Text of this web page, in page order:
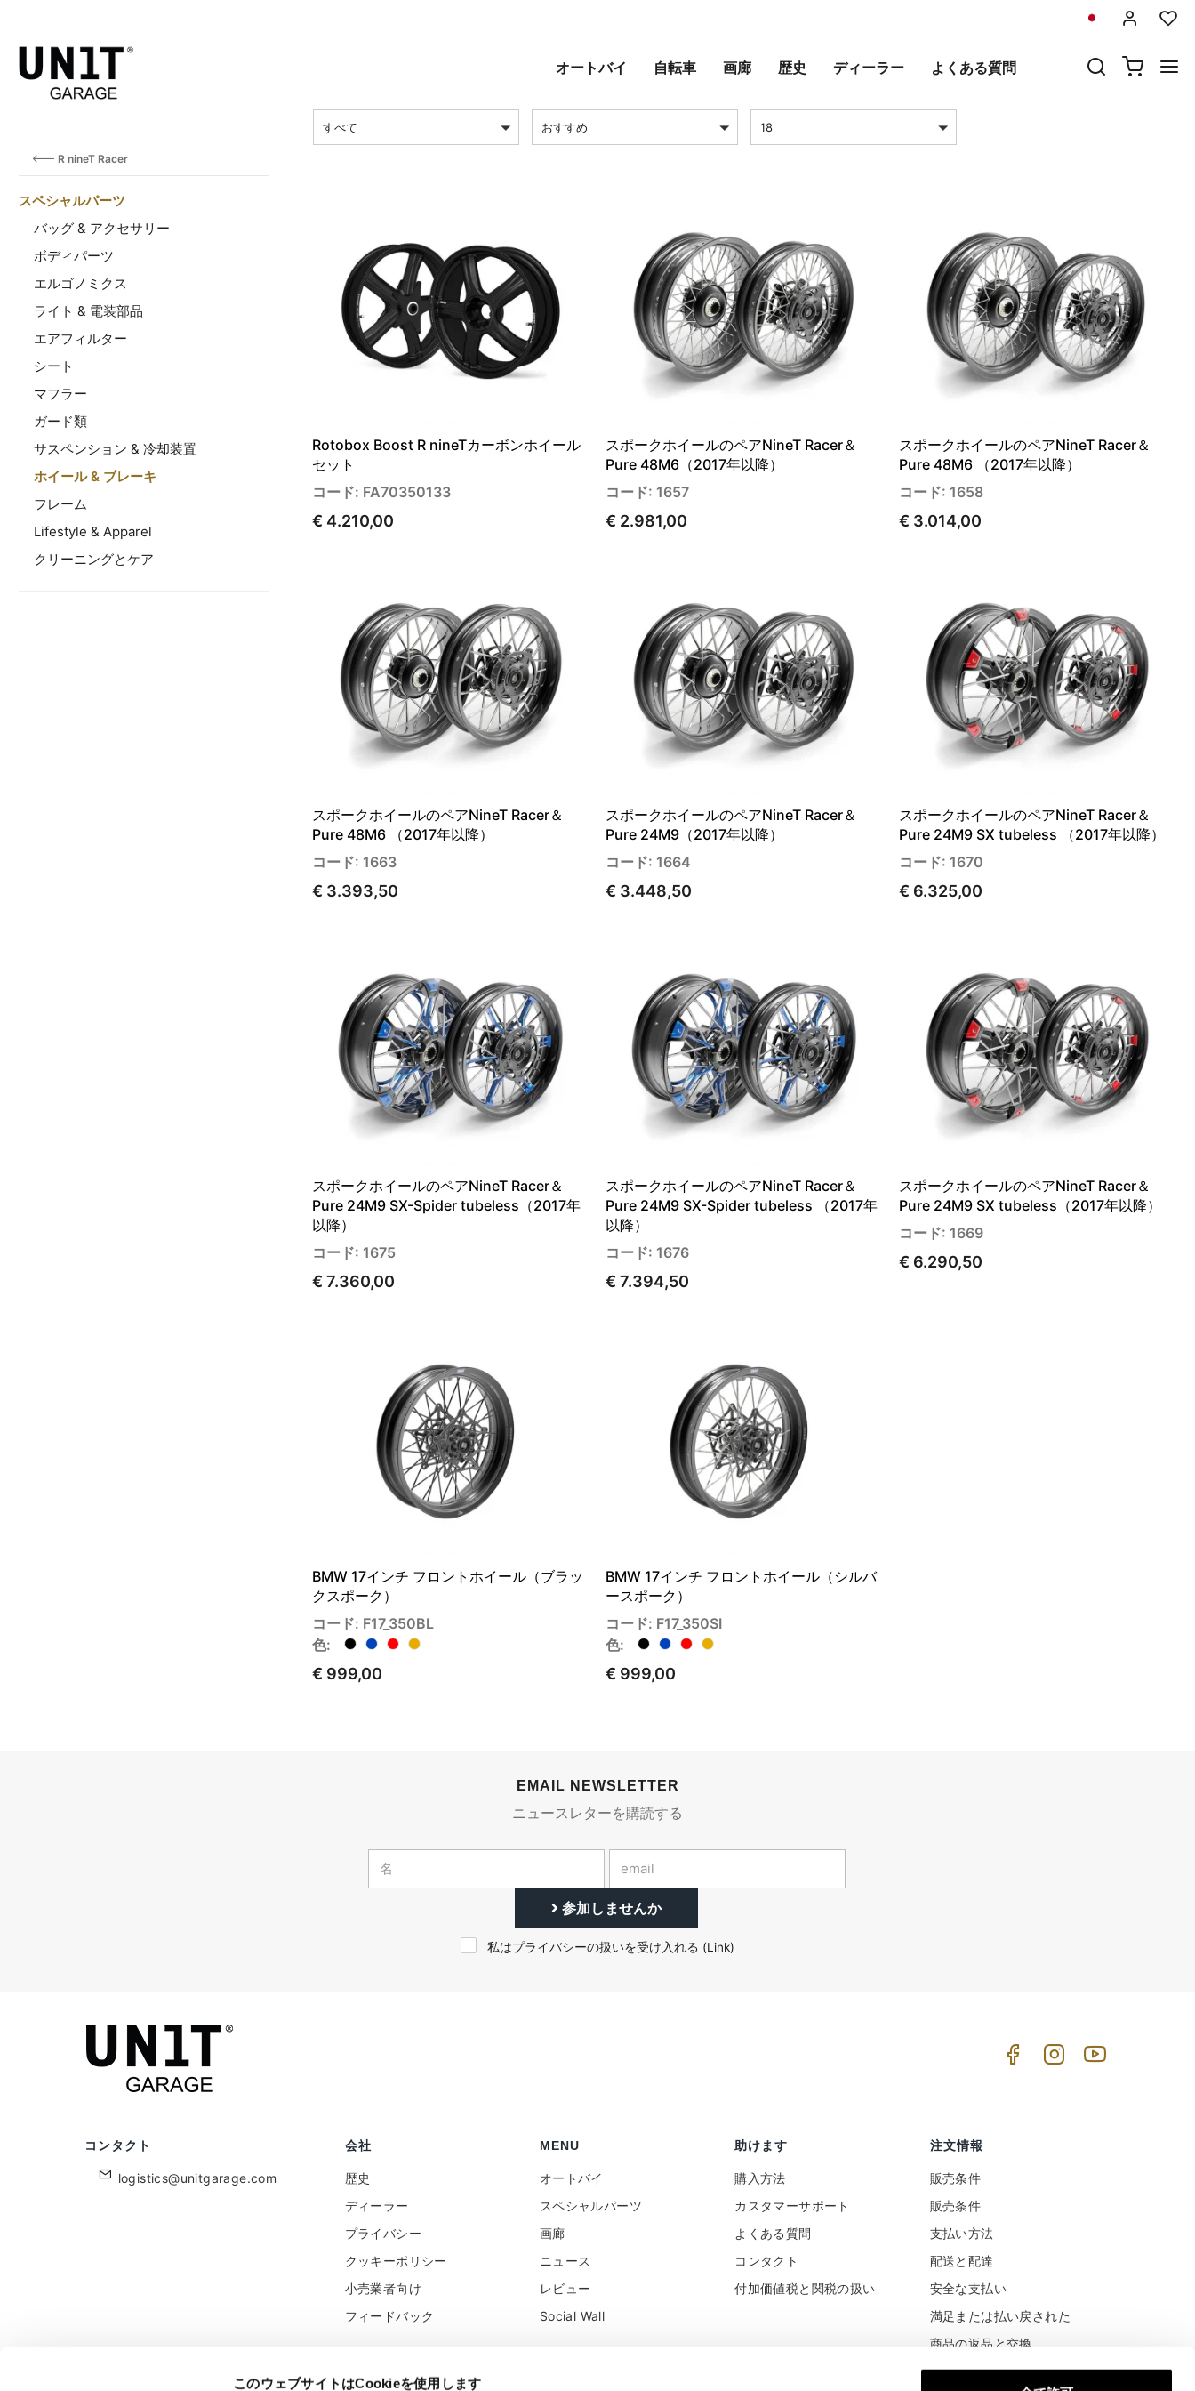
このウェブサイトはCookieを使用します
オートバイ 自転車 画廊 歴史 ディーラー よくある質問
R nineT Racer
スペシャルパーツ
バッグ & アクセサリー
ボディパーツ
エルゴノミクス
ライト & 電装部品
エアフィルター
シート
マフラー
ガード類
サスペンション & 冷却装置
ホイール & ブレーキ
フレーム
Lifestyle & Apparel
クリーニングとケア
すべて おすすめ 18
Rotobox Boost R nineTカーボンホイール
セット
コード: FA70350133
€ 4.210,00
スポークホイールのペアNineT Racer＆
Pure 48M6（2017年以降）
コード: 1657
€ 2.981,00
スポークホイールのペアNineT Racer＆
Pure 48M6 （2017年以降）
コード: 1658
€ 3.014,00
スポークホイールのペアNineT Racer＆
Pure 48M6 （2017年以降）
コード: 1663
€ 3.393,50
スポークホイールのペアNineT Racer＆
Pure 24M9（2017年以降）
コード: 1664
€ 3.448,50
スポークホイールのペアNineT Racer＆
Pure 24M9 SX tubeless （2017年以降）
コード: 1670
€ 6.325,00
スポークホイールのペアNineT Racer＆
Pure 24M9 SX-Spider tubeless（2017年
以降）
コード: 1675
€ 7.360,00
スポークホイールのペアNineT Racer＆
Pure 24M9 SX-Spider tubeless （2017年
以降）
コード: 1676
€ 7.394,50
スポークホイールのペアNineT Racer＆
Pure 24M9 SX tubeless（2017年以降）
コード: 1669
€ 6.290,50
BMW 17インチ フロントホイール（ブラッ
クスポーク）
コード: F17_350BL
色:
€ 999,00
BMW 17インチ フロントホイール（シルバ
ースポーク）
コード: F17_350SI
色:
€ 999,00
EMAIL NEWSLETTER
ニュースレターを購読する
参加しませんか
私はプライバシーの扱いを受け入れる (Link)
コンタクト
logistics@unitgarage.com
会社
歴史
ディーラー
プライバシー
クッキーポリシー
小売業者向け
フィードバック
MENU
オートバイ
スペシャルパーツ
画廊
ニュース
レビュー
Social Wall
助けます
購入方法
カスタマーサポート
よくある質問
コンタクト
付加価値税と関税の扱い
注文情報
販売条件
販売条件
支払い方法
配送と配達
安全な支払い
満足または払い戻された
商品の返品と交換